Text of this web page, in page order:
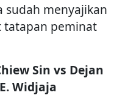
sudah menyajikan
tatapan peminat
Sin vs Dejan
Widjaja